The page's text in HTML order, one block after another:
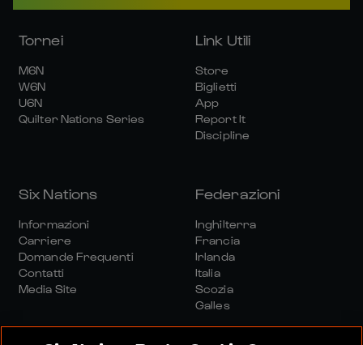
Tornei
M6N
W6N
U6N
Quilter Nations Series
Link Utili
Store
Biglietti
App
Report It
Discipline
Six Nations
Informazioni
Carriere
Domande Frequenti
Contatti
Media Site
Federazioni
Inghilterra
Francia
Irlanda
Italia
Scozia
Galles